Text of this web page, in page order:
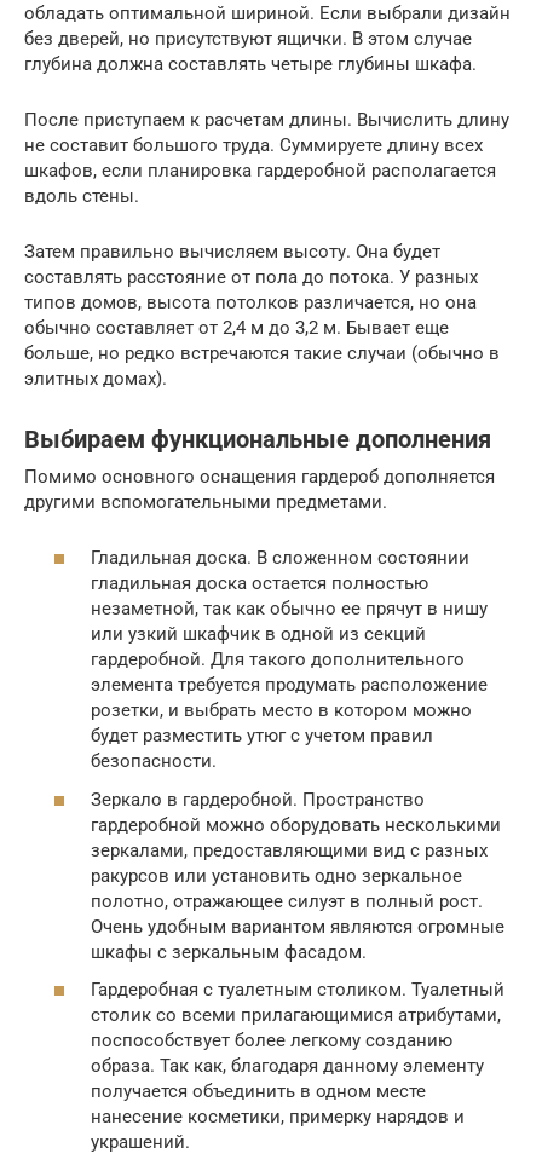
обладать оптимальной шириной. Если выбрали дизайн
без дверей, но присутствуют ящички. В этом случае
глубина должна составлять четыре глубины шкафа.
После приступаем к расчетам длины. Вычислить длину
не составит большого труда. Суммируете длину всех
шкафов, если планировка гардеробной располагается
вдоль стены.
Затем правильно вычисляем высоту. Она будет
составлять расстояние от пола до потока. У разных
типов домов, высота потолков различается, но она
обычно составляет от 2,4 м до 3,2 м. Бывает еще
больше, но редко встречаются такие случаи (обычно в
элитных домах).
Выбираем функциональные дополнения
Помимо основного оснащения гардероб дополняется
другими вспомогательными предметами.
Гладильная доска. В сложенном состоянии
гладильная доска остается полностью
незаметной, так как обычно ее прячут в нишу
или узкий шкафчик в одной из секций
гардеробной. Для такого дополнительного
элемента требуется продумать расположение
розетки, и выбрать место в котором можно
будет разместить утюг с учетом правил
безопасности.
Зеркало в гардеробной. Пространство
гардеробной можно оборудовать несколькими
зеркалами, предоставляющими вид с разных
ракурсов или установить одно зеркальное
полотно, отражающее силуэт в полный рост.
Очень удобным вариантом являются огромные
шкафы с зеркальным фасадом.
Гардеробная с туалетным столиком. Туалетный
столик со всеми прилагающимися атрибутами,
поспособствует более легкому созданию
образа. Так как, благодаря данному элементу
получается объединить в одном месте
нанесение косметики, примерку нарядов и
украшений.